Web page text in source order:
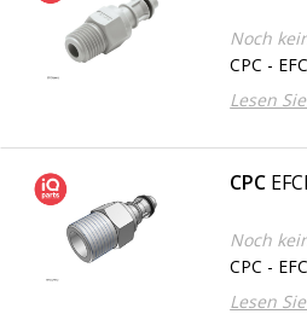
Noch
CPC -
Lesen
CPC
Noch
CPC -
Lesen